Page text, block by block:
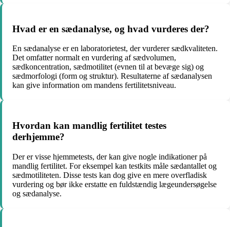
Hvad er en sædanalyse, og hvad vurderes der?
En sædanalyse er en laboratorietest, der vurderer sædkvaliteten.
Det omfatter normalt en vurdering af sædvolumen,
sædkoncentration, sædmotilitet (evnen til at bevæge sig) og
sædmorfologi (form og struktur). Resultaterne af sædanalysen
kan give information om mandens fertilitetsniveau.
Hvordan kan mandlig fertilitet testes
derhjemme?
Der er visse hjemmetests, der kan give nogle indikationer på
mandlig fertilitet. For eksempel kan testkits måle sædantallet og
sædmotiliteten. Disse tests kan dog give en mere overfladisk
vurdering og bør ikke erstatte en fuldstændig lægeundersøgelse
og sædanalyse.